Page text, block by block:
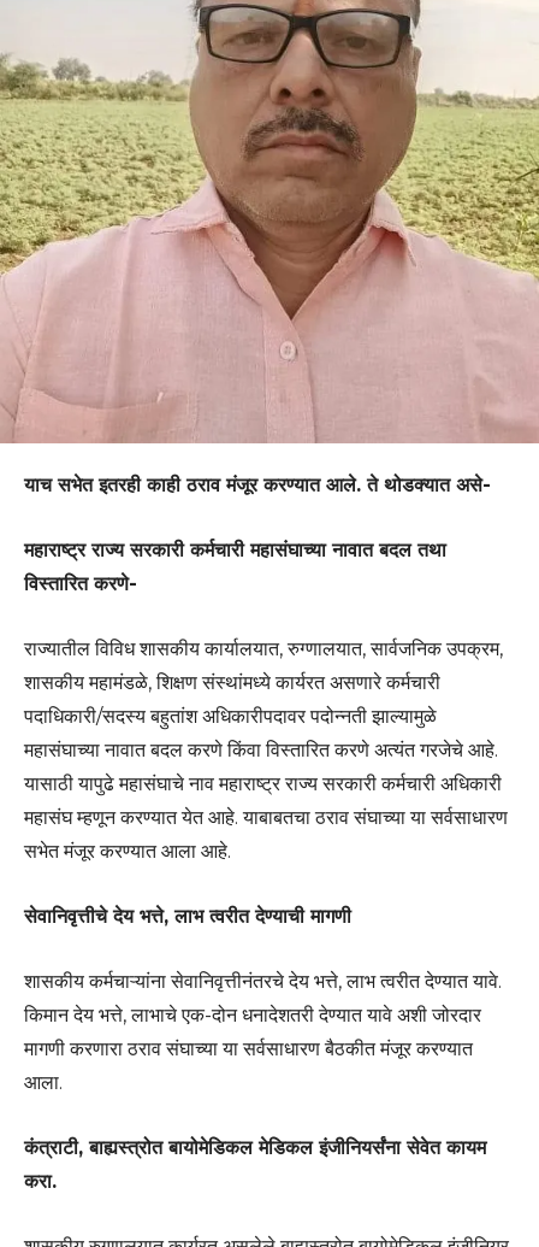
याच सभेत इतरही काही ठराव मंजूर करण्यात आले. ते थोडक्यात असे-
महाराष्ट्र राज्य सरकारी कर्मचारी महासंघाच्या नावात बदल तथा
विस्तारित करणे-
राज्यातील विविध शासकीय कार्यालयात, रुग्णालयात, सार्वजनिक उपक्रम,
शासकीय महामंडळे, शिक्षण संस्थांमध्ये कार्यरत असणारे कर्मचारी
पदाधिकारी/सदस्य बहुतांश अधिकारीपदावर पदोन्नती झाल्यामुळे
महासंघाच्या नावात बदल करणे किंवा विस्तारित करणे अत्यंत गरजेचे आहे.
यासाठी यापुढे महासंघाचे नाव महाराष्ट्र राज्य सरकारी कर्मचारी अधिकारी
महासंघ म्हणून करण्यात येत आहे. याबाबतचा ठराव संघाच्या या सर्वसाधारण
सभेत मंजूर करण्यात आला आहे.
सेवानिवृत्तीचे देय भत्ते, लाभ त्वरीत देण्याची मागणी
शासकीय कर्मचाऱ्यांना सेवानिवृत्तीनंतरचे देय भत्ते, लाभ त्वरीत देण्यात यावे.
किमान देय भत्ते, लाभाचे एक-दोन धनादेशतरी देण्यात यावे अशी जोरदार
मागणी करणारा ठराव संघाच्या या सर्वसाधारण बैठकीत मंजूर करण्यात
आला.
कंत्राटी, बाह्यस्त्रोत बायोमेडिकल मेडिकल इंजीनियर्संना सेवेत कायम
करा.